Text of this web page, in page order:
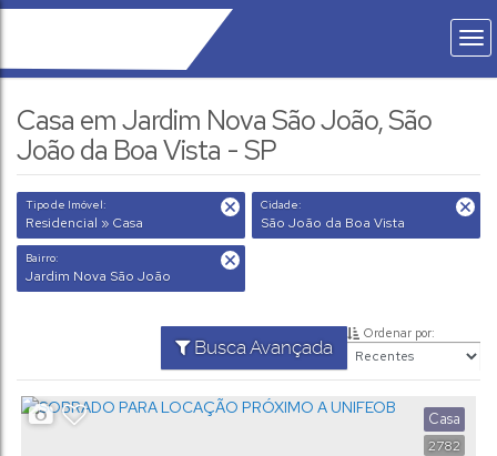
Casa em Jardim Nova São João, São
João da Boa Vista - SP
Tipo de Imóvel:
Residencial » Casa
Cidade:
São João da Boa Vista
Bairro:
Jardim Nova São João
Busca Avançada
Ordenar por:
2782
Casa